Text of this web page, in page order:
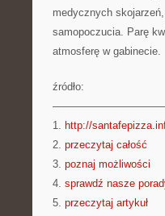
medycznych
samopoczucia. Parę
atmosferę w gabinecie.
źródło:
1. http://
2. przeczytaj całość
3. poznaj możliwości
4. sprawdź nasze
5. przeczytaj artykuł